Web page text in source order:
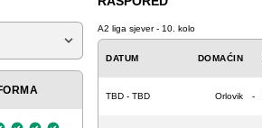
A2 liga sjever - 10. kolo
DATUM DOMAĆIN
TBD - TBD Orlovik -